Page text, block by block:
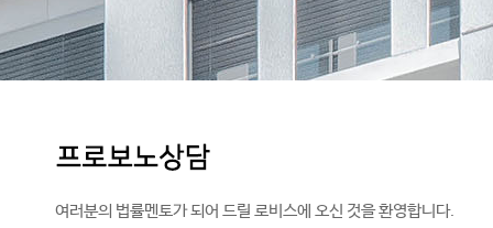
여러분의 법률멘토가 되어 드릴 로비스에 오신 것을 환영합니다.